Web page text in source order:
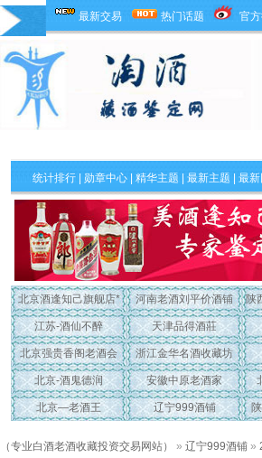
最新交易 热门话题 官
统计排行 勋章中心 精华主题 最新主题 | 最
北京酒逢知己旗舰店* 河南老酒刘平价酒铺 陕
江苏-酒仙不醉 天津品得酒莊
北京强贵香阁老酒会 浙江金华名酒收藏坊
北京-酒鬼德润 安徽中原老酒家
北京—老酒王 辽宁999酒铺
（专业白酒老酒收藏投资交易网站） » 辽宁999酒铺 »